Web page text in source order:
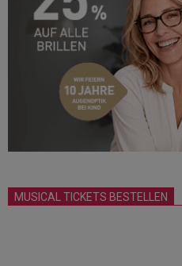
MUSICAL TICKETS BESTELLEN